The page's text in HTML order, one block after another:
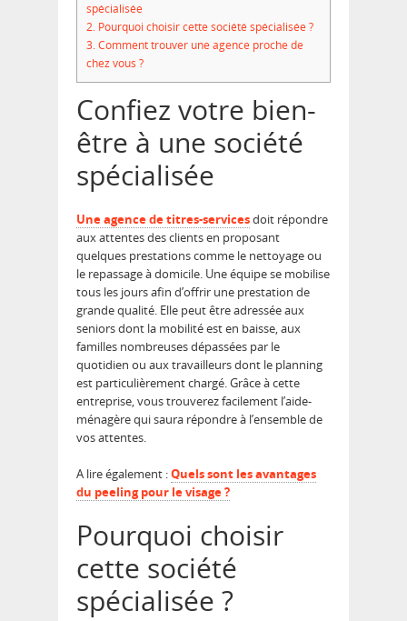
spécialisée
2. Pourquoi choisir cette société spécialisée ?
3.Comment trouver une agence proche de
chez vous ?
Confiez votre bien-
être à une société
spécialisée
Une agence de titres-servicesdoit répondre
aux attentes des clients en proposant
quelques prestations comme le nettoyage ou
le repassage à domicile. Une équipe se mobilise
tous les jours afin d’offrir une prestation de
grande qualité. Elle peut être adressée aux
seniors dont la mobilité est en baisse, aux
familles nombreuses dépassées par le
quotidien ou aux travailleurs dont le planning
est particulièrement chargé. Grâce à cette
entreprise, vous trouverez facilement l’aide-
ménagère qui saura répondre à l’ensemble de
vos attentes.
A lire également :Quels sont les avantages
du peeling pour le visage ?
Pourquoi choisir
cette société
spécialisée ?